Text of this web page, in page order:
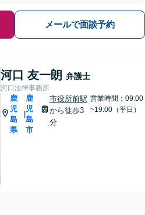
メールで面談予約
河口 友一朗 弁護士
河口法律事務所
鹿
児
島
県
|
鹿
児
島
市
市役所前駅
から徒歩3
分
営業時間：09:00
~19:00（平日）